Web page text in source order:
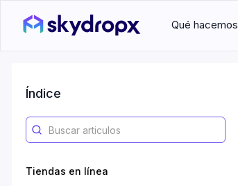
Qué hacemos
Índice
Tiendas en línea